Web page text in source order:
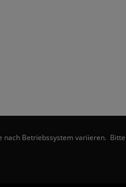
Betriebssystem variieren.